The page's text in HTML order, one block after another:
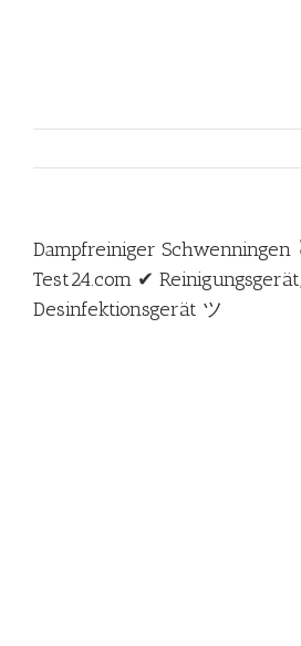
Dampfreiniger Schwenningen
Test24.com ✔ Reinigungsgerät,
Desinfektionsgerät ツ